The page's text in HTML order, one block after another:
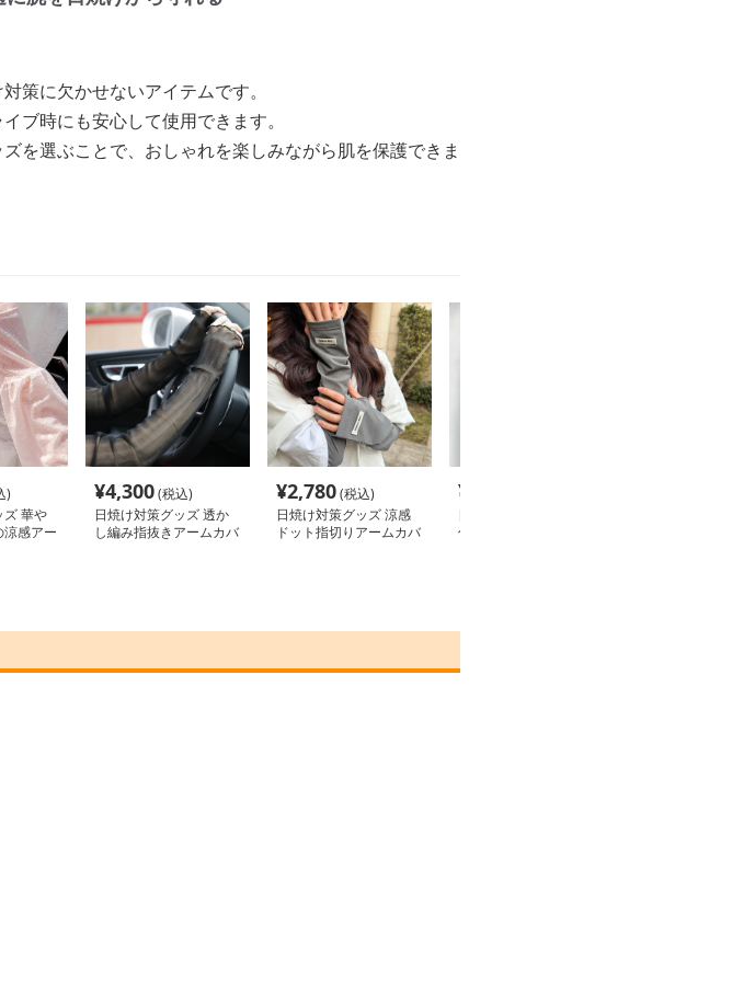
策に欠かせないアイテムです。
ブ時にも安心して使用できます。
を選ぶことで、おしゃれを楽しみながら肌を保護できま
)
ズ 華や
感アー
¥4,300(税込)
日焼け対策グッズ 透か
し編み指抜きアームカバ
¥2,780(税込)
日焼け対策グッズ 涼感
ドット指切りアームカバ
¥
付きクールアームカバー